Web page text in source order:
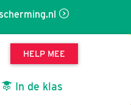
HELP MEE
In de klas